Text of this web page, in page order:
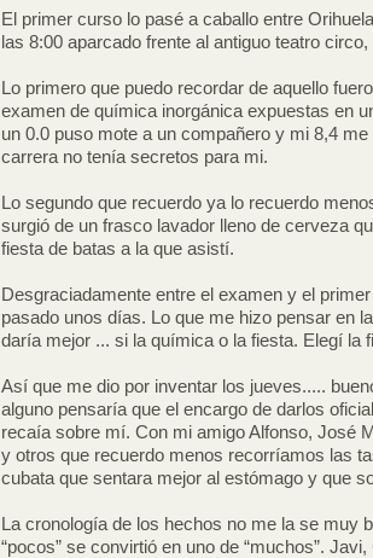
El primer curso lo pasé a caballo entre
las 8:00 aparcado frente al antiguo teatro
Lo primero que puedo recordar de aquello
examen de química inorgánica expuestas en
un 0.0 puso mote a un compañero y mi 8,4
carrera no tenía secretos para mi.
Lo segundo que recuerdo ya lo recuerdo
surgió de un frasco lavador lleno de cerveza
fiesta de batas a la que asistí.
Desgraciadamente entre el examen y el
pasado unos días. Lo que me hizo pensar en
daría mejor ... si la química o la fiesta. Elegí la
Así que me dio por inventar los jueves.....
alguno pensaría que el encargo de darlos
recaía sobre mí. Con mi amigo Alfonso, José
y otros que recuerdo menos recorríamos las
cubata que sentara mejor al estómago y que
La cronología de los hechos no me la se muy
“pocos” se convirtió en uno de “muchos”.